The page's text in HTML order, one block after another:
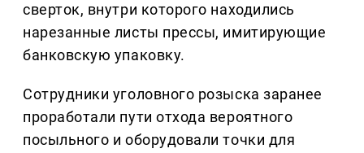
сверток, внутри которого находились
нарезанные листы прессы, имитирующие
банковскую упаковку.
Сотрудники уголовного розыска заранее
проработали пути отхода вероятного
посыльного и оборудовали точки для